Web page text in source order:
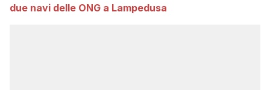
due navi delle ONG a Lampedusa